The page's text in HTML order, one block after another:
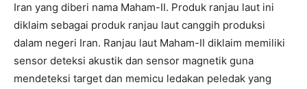
Iran yang diberi nama Maham-II. Produk ranjau laut ini
diklaim sebagai produk ranjau laut canggih produksi
dalam negeri Iran. Ranjau laut Maham-II diklaim memiliki
sensor deteksi akustik dan sensor magnetik guna
mendeteksi target dan memicu ledakan peledak yang